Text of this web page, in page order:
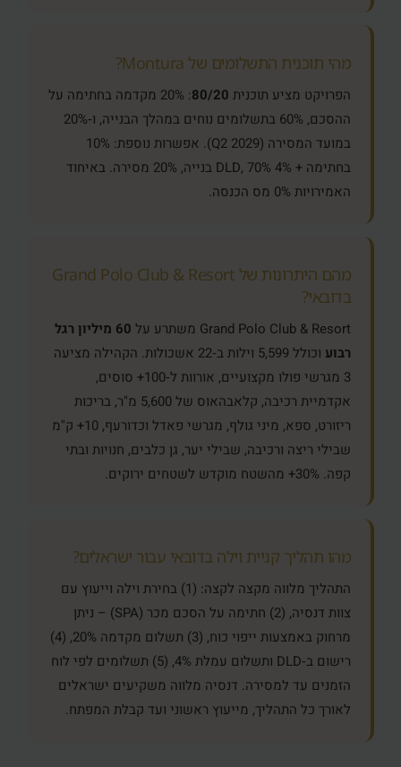
מהי תוכנית התשלומים של Montura?
הפרויקט מציע תוכנית 80/20
: 20% מקדמה בחתימה על
ההסכם, 60% בתשלומים נוחים במהלך הבנייה, ו‑20%
במועד המסירה (Q2 2029). אפשרות נוספת: 10%
בחתימה + 4% DLD, 70% בנייה, 20% מסירה. באיחוד
האמירויות 0% מס הכנסה.
מהם היתרונות של Grand Polo Club & Resort
בדובאי?
Grand Polo Club & Resort משתרע על
60 מיליון רגל
רבוע
וכולל 5,599 וילות ב‑22 אשכולות. הקהילה מציעה
3 מגרשי פולו מקצועיים, אורוות ל‑100+ סוסים,
אקדמיית רכיבה, קלאבהאוס של 5,600 מ"ר, בריכות
ריזורט, ספא, מיני גולף, מגרשי פאדל וכדורעף, 10+ ק"מ
שבילי ריצה ורכיבה, שבילי יער, גן כלבים, חנויות ובתי
קפה. 30%+ מהשטח מוקדש לשטחים ירוקים.
מהו תהליך קניית וילה בדובאי עבור ישראלים?
התהליך מלווה מקצה לקצה: (1) בחירת וילה וייעוץ עם
צוות דנסיה, (2) חתימה על הסכם מכר (SPA) – ניתן
מרחוק באמצעות ייפוי כוח, (3) תשלום מקדמה 20%, (4)
רישום ב‑DLD ותשלום עמלת 4%, (5) תשלומים לפי לוח
הזמנים עד למסירה. דנסיה מלווה משקיעים ישראלים
לאורך כל התהליך, מייעוץ ראשוני ועד קבלת המפתח.